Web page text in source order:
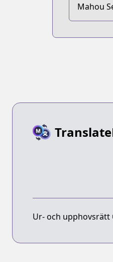
Mahou
Negima!
Ur- och upphovsrätt